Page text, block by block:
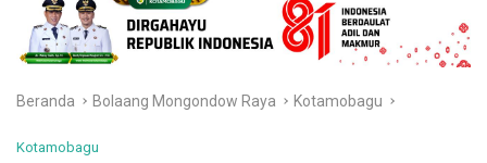
Beranda Bolaang Mongondow Raya Kotamobagu
Kotamobagu